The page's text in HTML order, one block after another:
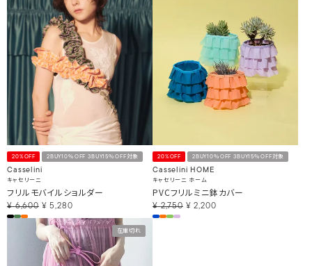
20%OFF 2BUY10％OFF 3BUY15％OFF対象
Casselini
キャセリーニ
フリルモバイルショルダー
¥ 6,600 ¥ 5,280
20%OFF 2BUY10％OFF 3BUY15％OFF対象
Casselini HOME
キャセリーニ ホーム
PVCフリルミニ鉢カバー
¥ 2,750 ¥ 2,200
在庫切れ